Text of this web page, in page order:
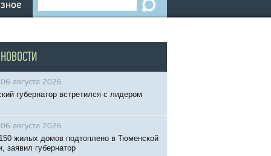
06 августа 2026
губернатор встретился с лидером
06 августа 2026
жилых домов подтоплено в Тюменской
заявил губернатор